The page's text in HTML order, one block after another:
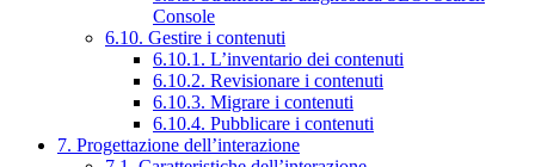
Console
6.10. Gestire i contenuti
6.10.1. L’inventario dei contenuti
6.10.2. Revisionare i contenuti
6.10.3. Migrare i contenuti
6.10.4. Pubblicare i contenuti
7. Progettazione dell’interazione